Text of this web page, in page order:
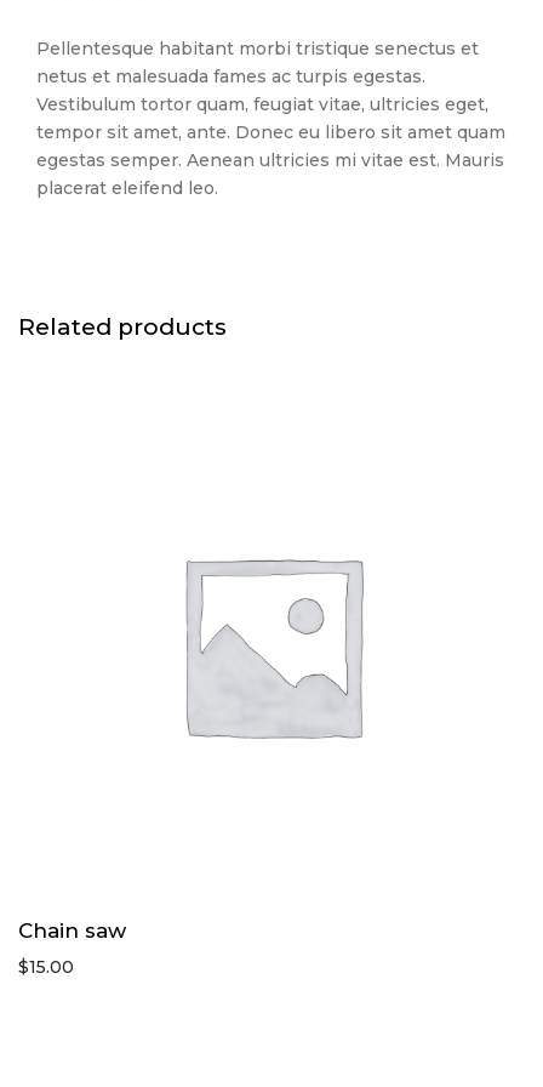
Pellentesque habitant morbi tristique senectus et
netus et malesuada fames ac turpis egestas.
Vestibulum tortor quam, feugiat vitae, ultricies eget,
tempor sit amet, ante. Donec eu libero sit amet quam
egestas semper. Aenean ultricies mi vitae est. Mauris
placerat eleifend leo.
Related products
Chain saw
$15.00